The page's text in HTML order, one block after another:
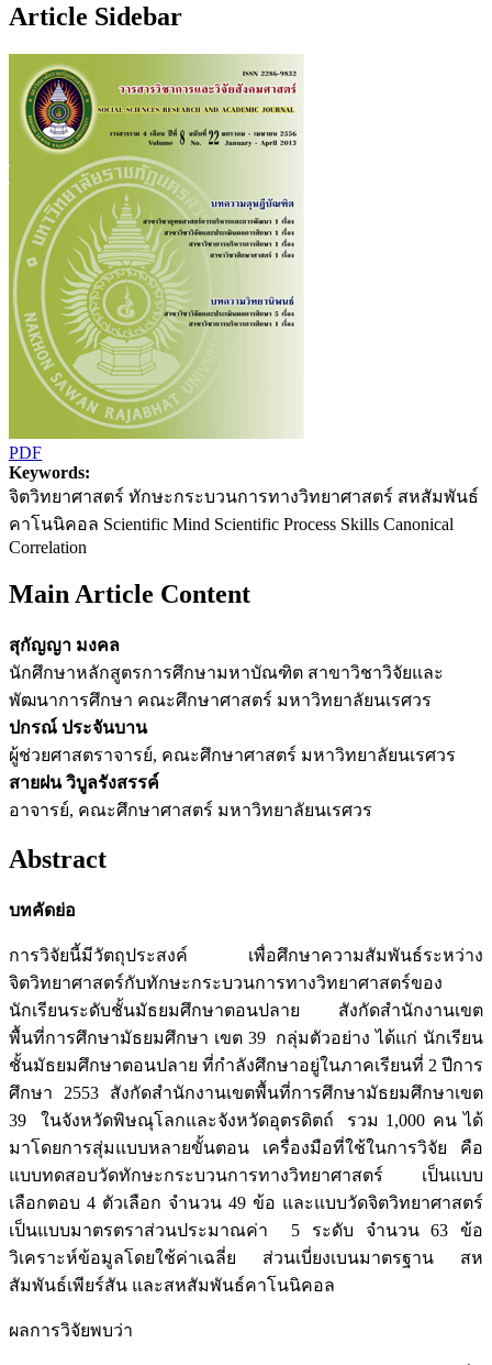
Article Sidebar
PDF
Keywords:
จิตวิทยาศาสตร์ ทักษะกระบวนการทางวิทยาศาสตร์ สหสัมพันธ์
คาโนนิคอล Scientific Mind Scientific Process Skills Canonical
Correlation
Main Article Content
สุกัญญา มงคล
นักศึกษาหลักสูตรการศึกษามหาบัณฑิต สาขาวิชาวิจัยและ
พัฒนาการศึกษา คณะศึกษาศาสตร์ มหาวิทยาลัยนเรศวร
ปกรณ์ ประจันบาน
ผู้ช่วยศาสตราจารย์, คณะศึกษาศาสตร์ มหาวิทยาลัยนเรศวร
สายฝน วิบูลรังสรรค์
อาจารย์, คณะศึกษาศาสตร์ มหาวิทยาลัยนเรศวร
Abstract
บทคัดย่อ
การวิจัยนี้มีวัตถุประสงค์ เพื่อศึกษาความสัมพันธ์ระหว่าง
จิตวิทยาศาสตร์กับทักษะกระบวนการทางวิทยาศาสตร์ของ
นักเรียนระดับชั้นมัธยมศึกษาตอนปลาย สังกัดสำนักงานเขต
พื้นที่การศึกษามัธยมศึกษา เขต 39 กลุ่มตัวอย่าง ได้แก่ นักเรียน
ชั้นมัธยมศึกษาตอนปลาย ที่กำลังศึกษาอยู่ในภาคเรียนที่ 2 ปีการ
ศึกษา 2553 สังกัดสำนักงานเขตพื้นที่การศึกษามัธยมศึกษาเขต
39 ในจังหวัดพิษณุโลกและจังหวัดอุตรดิตถ์ รวม 1,000 คน ได้
มาโดยการสุ่มแบบหลายขั้นตอน เครื่องมือที่ใช้ในการวิจัย คือ
แบบทดสอบวัดทักษะกระบวนการทางวิทยาศาสตร์ เป็นแบบ
เลือกตอบ 4 ตัวเลือก จํานวน 49 ข้อ และแบบวัดจิตวิทยาศาสตร์
เป็นแบบมาตรตราส่วนประมาณค่า 5 ระดับ จำนวน 63 ข้อ
วิเคราะห์ข้อมูลโดยใช้ค่าเฉลี่ย ส่วนเบี่ยงเบนมาตรฐาน สห
สัมพันธ์เพียร์สัน และสหสัมพันธ์คาโนนิคอล
ผลการวิจัยพบว่า